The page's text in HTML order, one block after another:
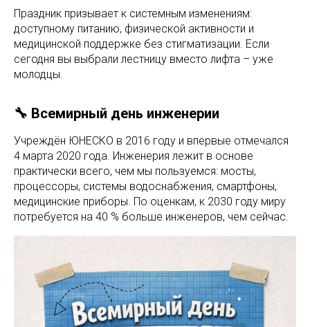
Праздник призывает к системным изменениям:
доступному питанию, физической активности и
медицинской поддержке без стигматизации. Если
сегодня вы выбрали лестницу вместо лифта – уже
молодцы.
🔧 Всемирный день инженерии
Учреждён ЮНЕСКО в 2016 году и впервые отмечался
4 марта 2020 года. Инженерия лежит в основе
практически всего, чем мы пользуемся: мосты,
процессоры, системы водоснабжения, смартфоны,
медицинские приборы. По оценкам, к 2030 году миру
потребуется на 40 % больше инженеров, чем сейчас.